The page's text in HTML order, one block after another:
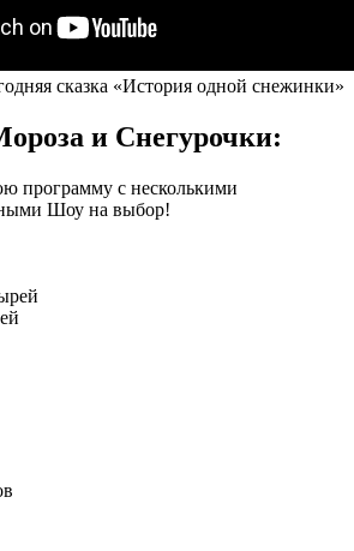
сказка «История одной снежинки»
и Снегурочки:
программу с несколькими
Шоу на выбор!